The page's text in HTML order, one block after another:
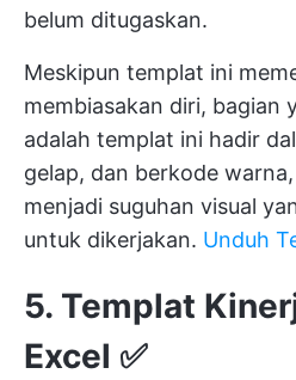
belum ditugaskan.
Meskipun templat ini
membiasakan diri, bagian
adalah templat ini hadir
gelap, dan berkode
menjadi suguhan visual
untuk dikerjakan. Unduh
5. Templat
Excel ✅